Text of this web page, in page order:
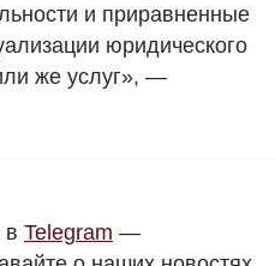
и приравненные
юридического
же услуг», —
в Telegram —